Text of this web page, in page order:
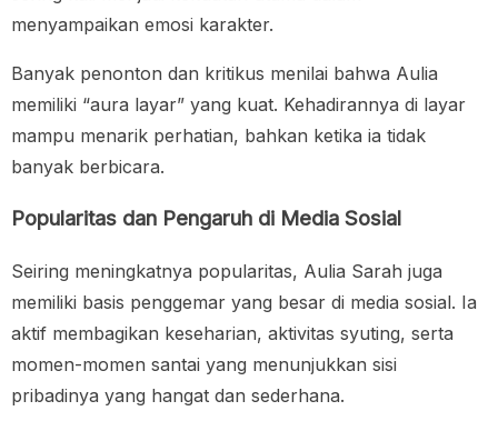
menyampaikan emosi karakter.
Banyak penonton dan kritikus menilai bahwa Aulia
memiliki “aura layar” yang kuat. Kehadirannya di layar
mampu menarik perhatian, bahkan ketika ia tidak
banyak berbicara.
Popularitas dan Pengaruh di Media Sosial
Seiring meningkatnya popularitas, Aulia Sarah juga
memiliki basis penggemar yang besar di media sosial. Ia
aktif membagikan keseharian, aktivitas syuting, serta
momen-momen santai yang menunjukkan sisi
pribadinya yang hangat dan sederhana.